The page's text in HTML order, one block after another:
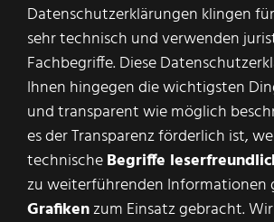
Datenschutzerklärungen klingen
sehr technisch und verwenden
Fachbegriffe. Diese
Ihnen hingegen die wichtigsten
und transparent wie möglich
es der Transparenz förderlich ist,
technischeBegriffe
zu weiterführenden Informationen
Grafikenzum Einsatz gebracht.